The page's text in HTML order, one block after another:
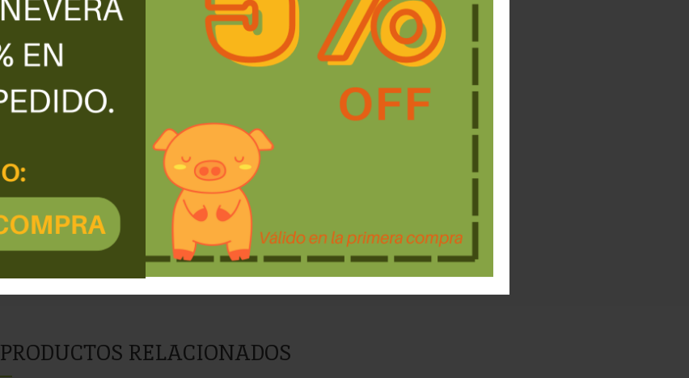
PRODUCTOS RELACIONADOS